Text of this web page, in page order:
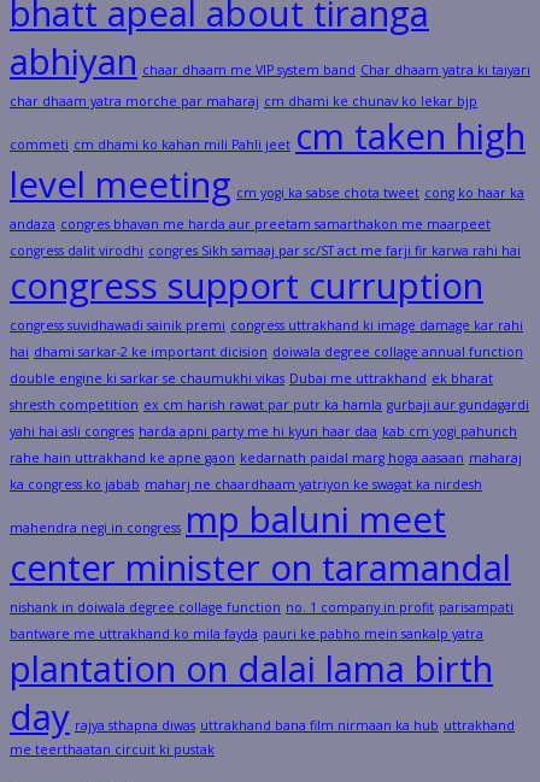
bhatt apeal about tiranga
abhiyan chaar dhaam me VIP system band Char dhaam yatra ki taiyari
char dhaam yatra morche par maharaj cm dhami ke chunav ko lekar bjp
commeti cm dhami ko kahan mili Pahli jeet cm taken high
level meeting cm yogi ka sabse chota tweet cong ko haar ka
andaza congres bhavan me harda aur preetam samarthakon me maarpeet
congress dalit virodhi congres Sikh samaaj par sc/ST act me farji fir karwa rahi hai
congress support curruption
congress suvidhawadi sainik premi congress uttrakhand ki image damage kar rahi
hai dhami sarkar-2 ke important dicision doiwala degree collage annual function
double engine ki sarkar se chaumukhi vikas Dubai me uttrakhand ek bharat
shresth competition ex cm harish rawat par putr ka hamla gurbaji aur gundagardi
yahi hai asli congres harda apni party me hi kyun haar daa kab cm yogi pahunch
rahe hain uttrakhand ke apne gaon kedarnath paidal marg hoga aasaan maharaj
ka congress ko jabab maharj ne chaardhaam yatriyon ke swagat ka nirdesh
mahendra negi in congress mp baluni meet
center minister on taramandal
nishank in doiwala degree collage function no. 1 company in profit parisampati
bantware me uttrakhand ko mila fayda pauri ke pabho mein sankalp yatra
plantation on dalai lama birth
day rajya sthapna diwas uttrakhand bana film nirmaan ka hub uttrakhand
me teerthaatan circuit ki pustak